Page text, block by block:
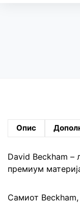
Опис
David Beckham –
премиум
Самиот Beckham,